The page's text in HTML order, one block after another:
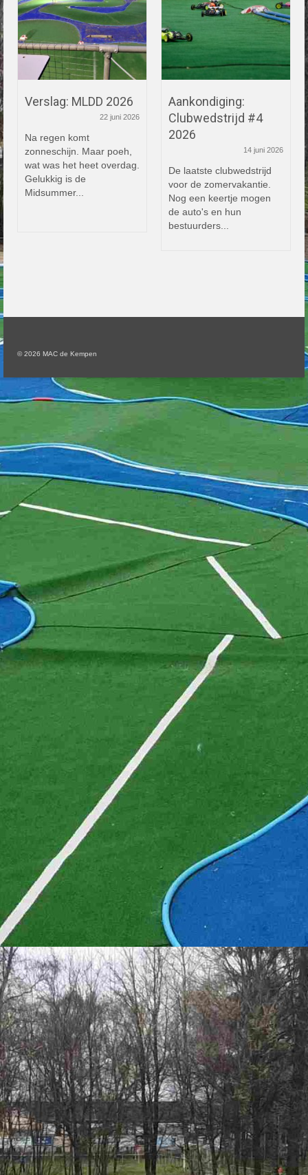
Verslag: MLDD 2026
22 juni 2026
Na regen komt
zonneschijn. Maar poeh,
wat was het heet overdag.
Gelukkig is de
Midsummer...
Aankondiging:
Clubwedstrijd #4
2026
14 juni 2026
De laatste clubwedstrijd
voor de zomervakantie.
Nog een keertje mogen
de auto's en hun
bestuurders...
© 2026 MAC de Kempen